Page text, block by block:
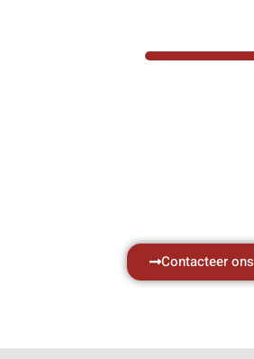
Contacteer ons